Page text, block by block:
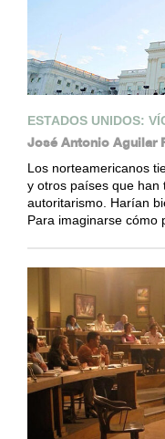
ESTADOS UNIDOS:
José Antonio Aguilar
Los norteamericanos
y otros países que han
autoritarismo. Harían
Para imaginarse cómo